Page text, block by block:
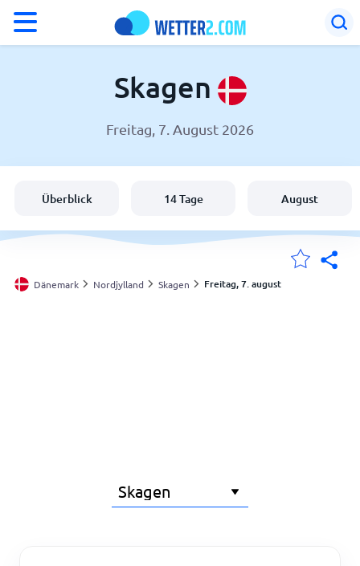
Wetter in Skagen
Schweiz
Deutschland
Skagen
Freitag, 7. August 2026
Überblick 14 Tage August
Dänemark Nordjylland Skagen Freitag, 7. august